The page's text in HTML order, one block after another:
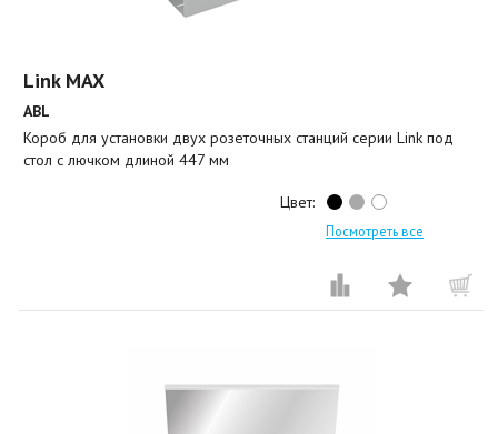
Link MAX
ABL
Короб для установки двух розеточных станций серии Link под
стол с лючком длиной 447 мм
Цвет:
Посмотреть все